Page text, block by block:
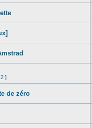
]
de zéro